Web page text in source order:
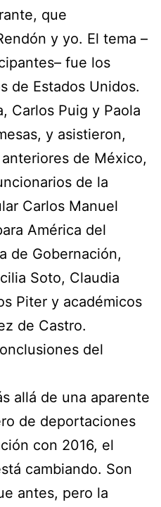
que
y yo. El tema –
fue los
de Estados Unidos.
Carlos Puig y Paola
y asistieron,
de México,
de la
Carlos Manuel
América del
de Gobernación,
Soto, Claudia
Piter y académicos
de Castro.
del
allá de una aparente
de deportaciones
con 2016, el
cambiando. Son
antes, pero la